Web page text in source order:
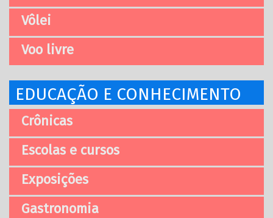
Vôlei
Voo livre
EDUCAÇÃO E CONHECIMENTO
Crônicas
Escolas e cursos
Exposições
Gastronomia